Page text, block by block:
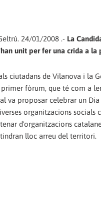
24/01/2008 .- La
unit per fer una crida a
ciutadans de Vilanova i
fòrum, que té com a
va proposar celebrar un
organitzacions
d'organitzacions
lloc arreu del territori.